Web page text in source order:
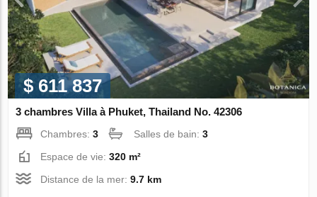
$ 611 837
3 chambres Villa à Phuket, Thailand No. 42306
Chambres:3 Salles de bain:3
Espace de vie:320 m²
Distance de la mer:9.7 km